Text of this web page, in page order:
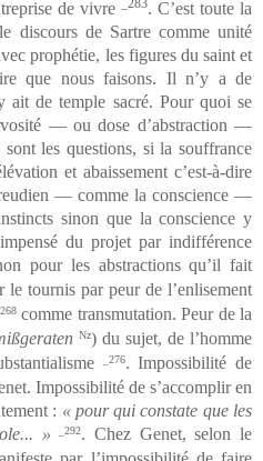
de vivre
. C’est toute la
discours de Sartre comme unité
prophétie, les figures du saint et
que nous faisons. Il n’y a de
ait de temple sacré. Pour quoi se
— ou dose d’abstraction —
sont les questions, si la souffrance
et abaissement c’est-à-dire
— comme la conscience —
sinon que la conscience y
du projet par indifférence
pour les abstractions qu’il fait
le tournis par peur de l’enlisement
_268comme transmutation. Peur de la
Nz) du sujet, de l’homme
_276. Impossibilité de
Impossibilité de s’accomplir en
: « pour qui constate que les
»
_292. Chez Genet, selon le